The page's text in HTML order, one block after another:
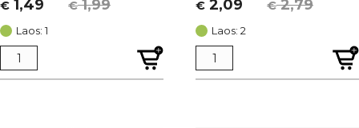
€1,99
Algne
hind
oli:
€ 1,99.
€ 1,49
Current
price
is:
€ 1,49.
Laos: 1
€2,79
Algne
hind
oli:
€ 2,79.
€ 2,09
Current
price
is:
€ 2,09.
Laos: 2